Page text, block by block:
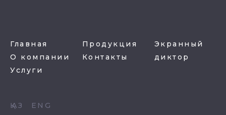
Главная
О компании
Услуги
Продукция
Контакты
Экранный
диктор
ҚАЗ ENG